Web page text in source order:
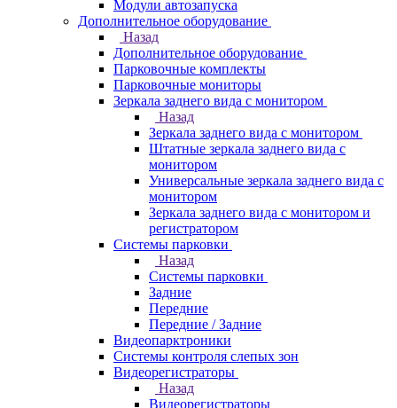
Модули автозапуска
Дополнительное оборудование
Назад
Дополнительное оборудование
Парковочные комплекты
Парковочные мониторы
Зеркала заднего вида с монитором
Назад
Зеркала заднего вида с монитором
Штатные зеркала заднего вида с
монитором
Универсальные зеркала заднего вида с
монитором
Зеркала заднего вида с монитором и
регистратором
Системы парковки
Назад
Системы парковки
Задние
Передние
Передние / Задние
Видеопарктроники
Системы контроля слепых зон
Видеорегистраторы
Назад
Видеорегистраторы